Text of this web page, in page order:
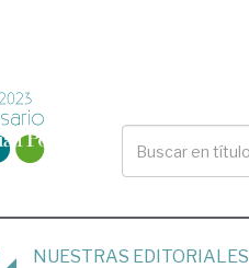
NUESTRAS EDITORIALES